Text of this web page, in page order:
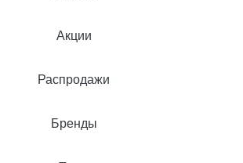
Акции
Распродажи
Бренды